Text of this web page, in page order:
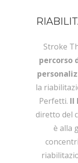
Stroke
percorso
la
Perfetti. Il
diretto del
è alla